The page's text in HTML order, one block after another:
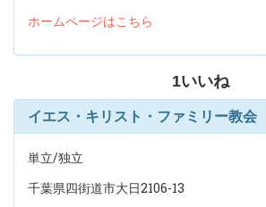
ホームページはこちら
1いいね
イエス・キリスト・ファミリー教会
単立/独立
千葉県四街道市大日2106-13